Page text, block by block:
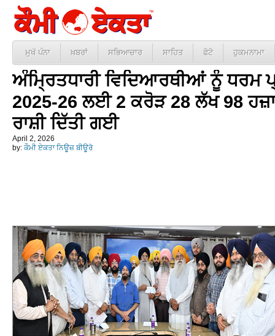
ਮੁਖੱ ਪੰਨਾ ਖ਼ਬਰਾਂ ਸਭਿਆਚਾਰ ਸਾਹਿਤ ਫੋਟੋ ਹੁਕਮਨਾਮਾ
ਅੰਮ੍ਰਿਤਧਾਰੀ ਵਿਦਿਆਰਥੀਆਂ ਨੂੰ ਧਰਮ
2025-26 ਲਈ 2 ਕਰੋੜ 28 ਲੱਖ 98
ਰਾਸ਼ੀ ਦਿੱਤੀ ਗਈ
April 2, 2026
by: ਕੌਮੀ ਏਕਤਾ ਨਿਊਜ਼ ਬੀਊਰੋ